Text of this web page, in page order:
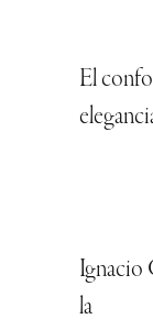
El
Ignacio
la